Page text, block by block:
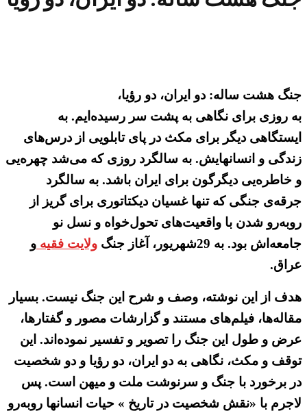
جنگ هشت ساله: دو ایران، دو رؤیا،
به روزی برای نگاهی به پشت سر رسیده‌ایم. به
ایستگاهی دیگر برای مکث در پای تابلویی از درس‌های
زندگی و انسانهایش. به سالگرد روزی که می‌شد چهره‌یی
و خاطره‌یی دیگرگون برای ایران باشد. به سالگرد
جرقه‌ی جنگی که تنها غسیان دیکتاتوری برای گریز از
روبه‌رو شدن با واقعیت‌های تحول‌خواه و نسل نو
جامعه‌اش بود. به 29شهریور، آغاز جنگ
ولایت فقیه و
عراق.
هدف از این نوشته، وصف و شرح این جنگ نیست. بسیار
مقاله‌ها، فیلم‌های مستند و گزارشات مصور و گفتارها،
عرض و طول این جنگ را تصویر و تفسیر نموده‌اند. این
توقف و مکث، نگاهی به دو ایران، دو رؤیا و دو شخصیت
در برخورد با جنگ و سرنوشت ملت و میهن است. پس
لاجرم با «نقش شخصیت در تاریخِ » حیات انسانها روبه‌رو